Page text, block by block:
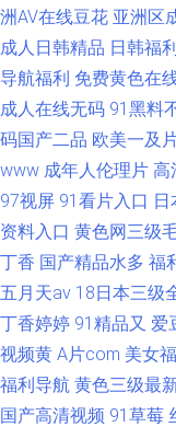
洲AV在线豆花 亚洲区
成人日韩精品 日韩福
导航福利 免费黄色在
成人在线无码 91黑料
码国产二品 欧美一及
www 成年人伦理片 高
97视屏 91看片入口 日
资料入口 黄色网三级
丁香 国产精品水多 福
五月天av 18日本三级
丁香婷婷 91精品又 爱
视频黄 A片com 美女
福利导航 黄色三级最
国产高清视频 91草莓